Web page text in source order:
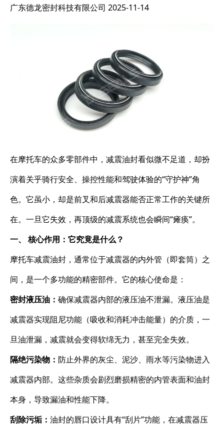
广东德龙密封科技有限公司 2025-11-14
在摩托车的众多零部件中，减震油封看似微不足道，却扮
演着关乎骑行安全、操控性能和驾驶体验的“守护神”角
色。它虽小，却是前叉和后减震器能否正常工作的关键所
在。一旦它失效，再顶级的减震系统也会瞬间“瘫痪”。
一、 核心作用：它究竟是什么？
摩托车减震油封，通常位于减震器的内外管（即套筒）之
间，是一个多功能的精密部件。它的核心使命是：
密封液压油： 确保减震器内部的液压油不泄漏。液压油是
减震器实现阻尼功能（吸收和消耗冲击能量）的介质，一
旦油泄漏，减震就会变得软绵无力，甚至完全失效。
隔绝污染物： 防止外界的灰尘、泥沙、雨水等污染物进入
减震器内部。这些杂质会剧烈磨损精密的内管表面和油封
本身，导致漏油和性能下降。
刮除污垢： 油封的唇口设计具有“刮片”功能，在减震器压